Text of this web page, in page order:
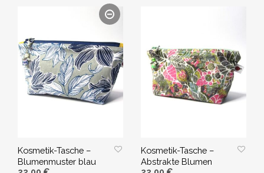
Kosmetik-Tasche –
Blumenmuster blau
Kosmetik-Tasche –
Abstrakte Blumen